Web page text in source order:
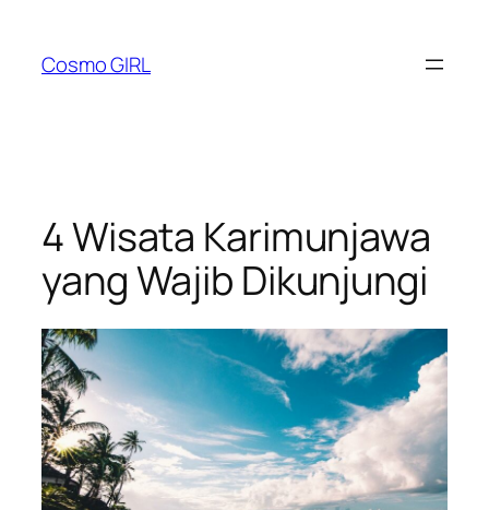
konten
Cosmo GIRL
4 Wisata Karimunjawa
yang Wajib Dikunjungi